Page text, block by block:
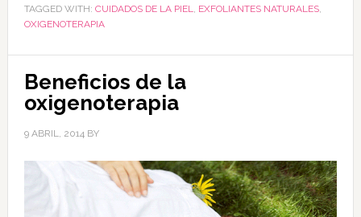
TAGGED WITH: CUIDADOS DE LA PIEL, EXFOLIANTES NATURALES,
OXIGENOTERAPIA
Beneficios de la
oxigenoterapia
9 ABRIL, 2014BY